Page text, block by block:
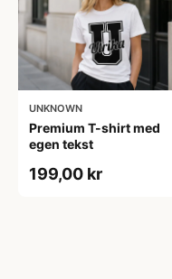
UNKNOWN
Premium T-shirt med
egen tekst
199,00 kr